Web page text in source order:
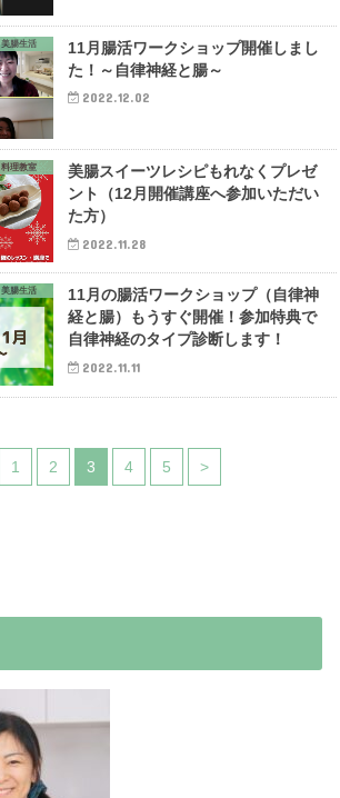
美腸生活
11月腸活ワークショップ開催しまし
た！～自律神経と腸～
2022.12.02
料理教室
美腸スイーツレシピもれなくプレゼ
ント（12月開催講座へ参加いただい
た方）
2022.11.28
美腸生活
11月の腸活ワークショップ（自律神
経と腸）もうすぐ開催！参加特典で
自律神経のタイプ診断します！
2022.11.11
1 2 3 4 5 >